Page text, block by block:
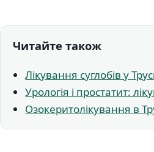
Читайте також
Лікування суглобів у
Урологія і простатит:
Озокеритолікування в